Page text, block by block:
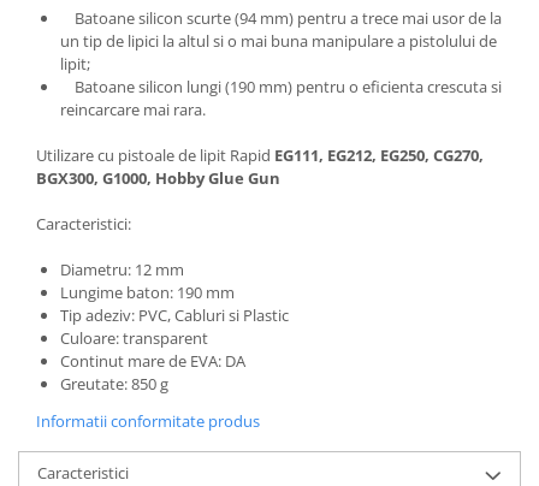
Batoane silicon scurte (94 mm) pentru a trece mai usor de la
un tip de lipici la altul si o mai buna manipulare a pistolului de
lipit;
Batoane silicon lungi (190 mm) pentru o eficienta crescuta si
reincarcare mai rara.
Utilizare cu pistoale de lipit Rapid EG111, EG212, EG250, CG270,
BGX300, G1000, Hobby Glue Gun
Caracteristici:
Diametru: 12 mm
Lungime baton: 190 mm
Tip adeziv: PVC, Cabluri si Plastic
Culoare: transparent
Continut mare de EVA: DA
Greutate: 850 g
Informatii conformitate produs
Caracteristici